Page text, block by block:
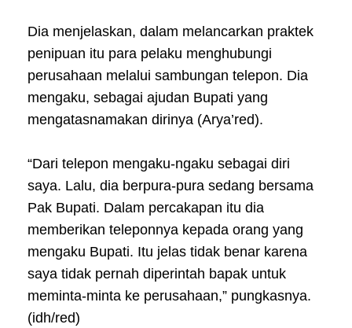
Dia menjelaskan, dalam melancarkan praktek
penipuan itu para pelaku menghubungi
perusahaan melalui sambungan telepon. Dia
mengaku, sebagai ajudan Bupati yang
mengatasnamakan dirinya (Arya’red).
“Dari telepon mengaku-ngaku sebagai diri
saya. Lalu, dia berpura-pura sedang bersama
Pak Bupati. Dalam percakapan itu dia
memberikan teleponnya kepada orang yang
mengaku Bupati. Itu jelas tidak benar karena
saya tidak pernah diperintah bapak untuk
meminta-minta ke perusahaan,” pungkasnya.
(idh/red)